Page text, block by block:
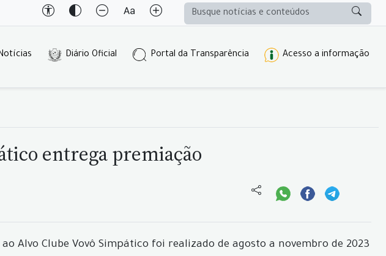
Diário Oficial Portal da Transparência Acesso a informação
entrega premiação
Alvo Clube Vovô Simpático foi realizado de agosto a novembro de 2023